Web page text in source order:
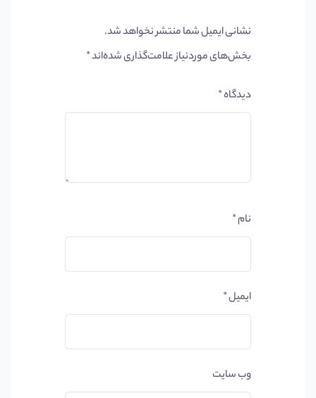
نشانی ایمیل شما منتشر نخواهد شد.
بخش‌های موردنیاز علامت‌گذاری شده‌اند*
دیدگاه*
نام*
ایمیل*
وب‌ سایت